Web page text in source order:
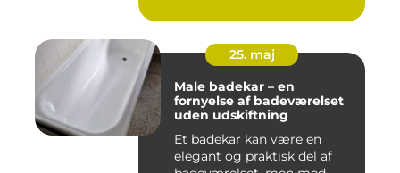
25. maj
Male badekar – en
fornyelse af badeværelset
uden udskiftning
Et badekar kan være en
elegant og praktisk del af